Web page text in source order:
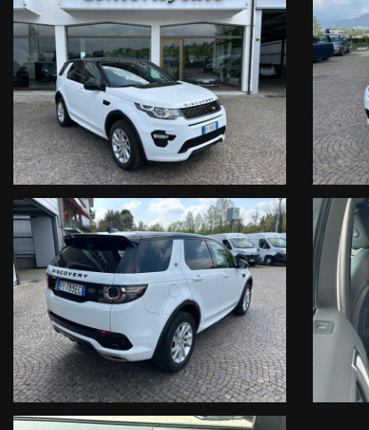
Tentorio AutoGarbagnate Monastero (Lc) via S.S. 36 n.4
Dal lunedì al venerdì dalle 8.30 alle 12.15 e dalle 13.30 alle
Potete visionare tutte le nostre offerte su www.tentorioauto.it